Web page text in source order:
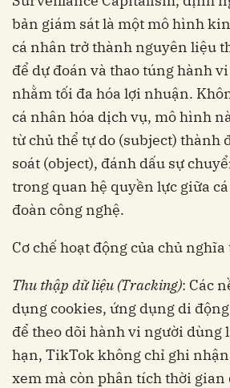
bản giám sát là một mô hình
cá nhân trở thành nguyên liệu
để dự đoán và thao túng hành
nhằm tối đa hóa lợi nhuận.
cá nhân hóa dịch vụ, mô hình
từ chủ thể tự do (subject) thành
soát (object), đánh dấu sự
trong quan hệ quyền lực giữa
đoàn công nghệ.
Cơ chế hoạt động của chủ
Thu thập dữ liệu (Tracking): Các
dụng cookies, ứng dụng di
để theo dõi hành vi người dùng
hạn, TikTok không chỉ ghi
xem mà còn phân tích thời gian